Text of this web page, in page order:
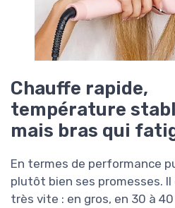
Chauffe rapide,
température
mais bras qui
En termes de performance
plutôt bien ses promesses.
très vite : en gros, en 30 à